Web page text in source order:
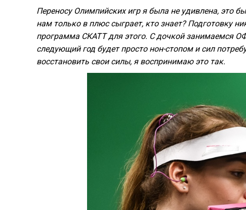
Переносу Олимпийских игр я была не удивлена, это
нам только в плюс сыграет, кто знает? Подготовку
программа СКАТТ для этого. С дочкой занимаемся
следующий год будет просто нон-стопом и сил
восстановить свои силы, я воспринимаю это так.